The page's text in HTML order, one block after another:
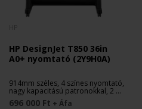
HP DesignJet T850 36in
A0+ nyomtató (2Y9H0A)
914mm széles, 4 színes nyomtató,
nagy kapacitású patronokkal, 2 év
garanciával
696 000 Ft + Áfa